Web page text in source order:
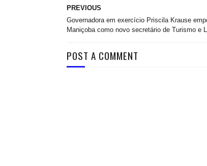
PREVIOUS
Governadora em exercício Priscila Krause
Maniçoba como novo secretário de Turismo e
POST A COMMENT